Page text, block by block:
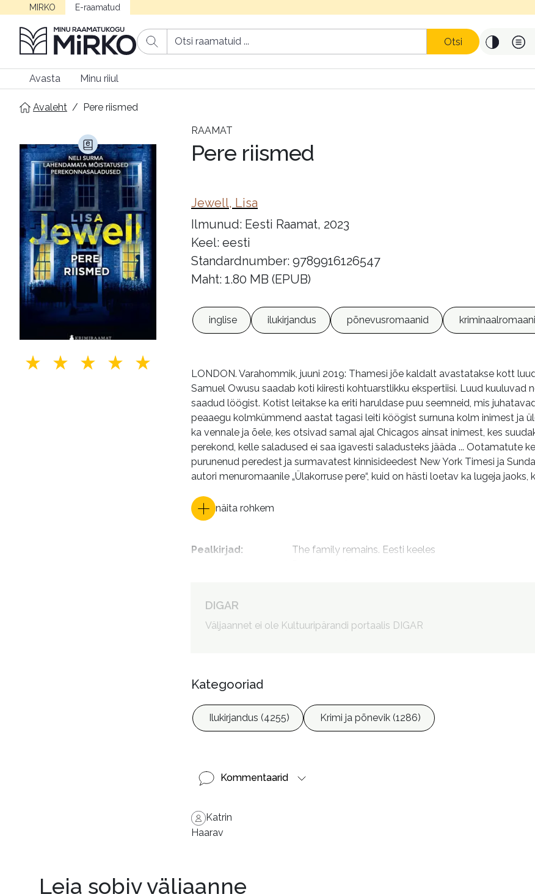
MIRKO E-raamatud
Otsi
Avasta Minu riiul
Avaleht / Pere riismed
RAAMAT
Pere riismed
Jewell, Lisa
Ilmunud: Eesti Raamat, 2023
Keel: eesti
Standardnumber: 9789916126547
Maht: 1.80 MB (EPUB)
inglise ilukirjandus põnevusromaanid
LONDON. Varahommik, juuni 2019: Thamesi jõe kaldalt avastatakse kott
Samuel Owusu saadab koti kiiresti kohtuarstlikku ekspertiisi. Luud kuuluvad
saadud löögist. Kotist leitakse ka eriti haruldase puu seemneid, mis
peaaegu kolmkümmend aastat tagasi leiti köögist surnuna kolm inimest ja
ka vennale ja õele, kes otsivad samal ajal Chicagos ainsat inimest, kes
perekond, kelle saladused ei saa igavesti saladusteks jääda ... Ootamatute
purunenud peredest ja surmavatest kinnisideedest New York Timesi ja
autori menuromaanile „Ülakorruse pere“, kuid on hästi loetav ka lugeja
näita rohkem
Pealkirjad:
The family remains. Eesti keeles
Elliott, Ceara, kujundaja
DIGAR
Väljaannet ei ole Kultuuripärandi portaalis DIGAR
Kategooriad
Ilukirjandus (4255) Krimi ja põnevik (1286)
Kommentaarid
Katrin
Haarav
Leia sobiv väljaanne